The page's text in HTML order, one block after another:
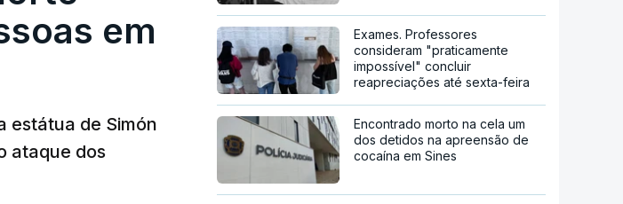
em
estátua de Simón
ataque dos
Exames. Professores
consideram "praticamente
impossível" concluir
reapreciações até sexta-feira
Encontrado morto na cela um
dos detidos na apreensão de
cocaína em Sines